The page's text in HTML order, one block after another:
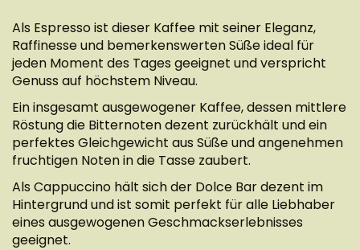
Als Espresso ist dieser Kaffee mit seiner Eleganz,
Raffinesse und bemerkenswerten Süße ideal für
jeden Moment des Tages geeignet und verspricht
Genuss auf höchstem Niveau.
Ein insgesamt ausgewogener Kaffee, dessen mittlere
Röstung die Bitternoten dezent zurückhält und ein
perfektes Gleichgewicht aus Süße und angenehmen
fruchtigen Noten in die Tasse zaubert.
Als Cappuccino hält sich der Dolce Bar dezent im
Hintergrund und ist somit perfekt für alle Liebhaber
eines ausgewogenen Geschmackserlebnisses
geeignet.